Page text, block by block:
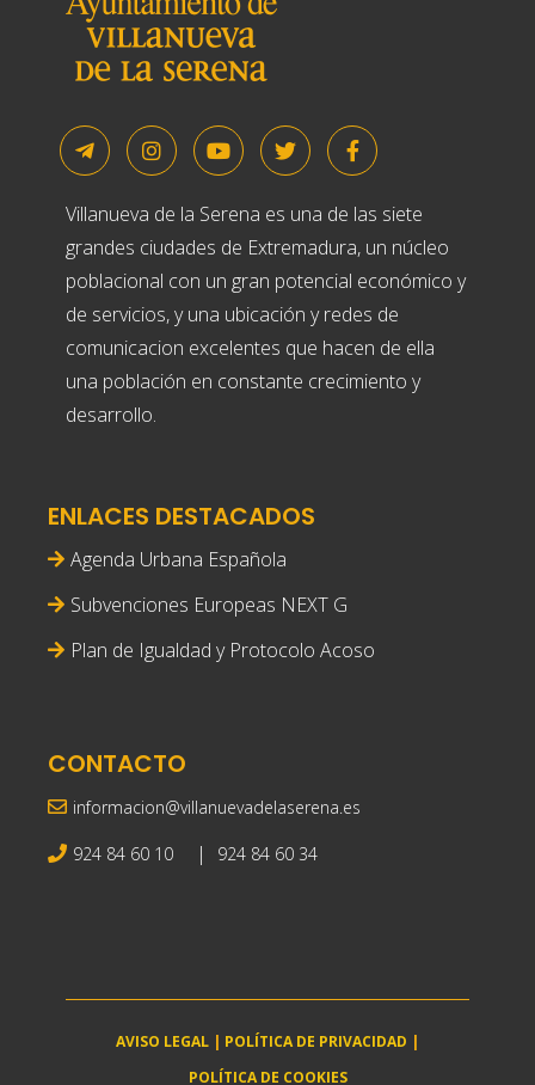
Villanueva de la Serena es una de las siete
grandes ciudades de Extremadura, un núcleo
poblacional con un gran potencial económico y
de servicios, y una ubicación y redes de
comunicacion excelentes que hacen de ella
una población en constante crecimiento y
desarrollo.
ENLACES DESTACADOS
Agenda Urbana Española
Subvenciones Europeas NEXT G
Plan de Igualdad y Protocolo Acoso
CONTACTO
informacion@villanuevadelaserena.es
924 84 60 10 | 924 84 60 34
AVISO LEGAL | POLÍTICA DE PRIVACIDAD |
POLÍTICA DE COOKIES